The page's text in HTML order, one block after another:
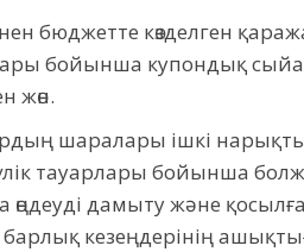
бюджетте көзделген
бойынша купондық
жөн.
шаралары ішкі
тауарлары бойынша
өңдеуді дамыту және
кезеңдерінің